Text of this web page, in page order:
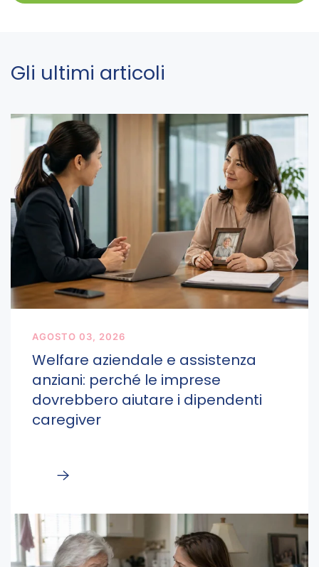
Gli ultimi articoli
AGOSTO 03, 2026
Welfare aziendale e assistenza
anziani: perché le imprese
dovrebbero aiutare i dipendenti
caregiver